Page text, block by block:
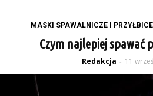
MASKI SPAWALNICZE I
Czym najlepiej spawać
Redakcja - 11